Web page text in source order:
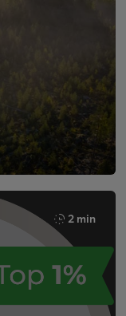
2 min